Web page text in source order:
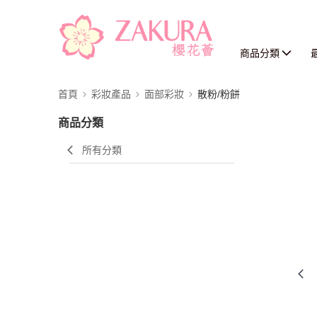
商品分類
首頁 彩妝產品 面部彩妝 散粉/粉餅
商品分類
所有分類